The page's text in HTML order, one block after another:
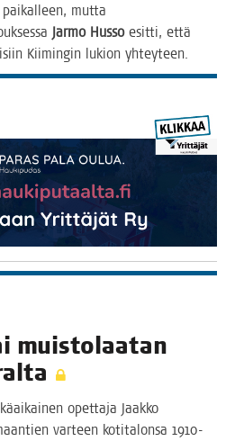
mut­ta
Jar­mo Hus­so esit­ti, että
Kii­min­gin lukion yhteyteen.
muis­to­laa­tan
opet­ta­ja Jaak­ko
var­teen koti­ta­lon­sa 1910-